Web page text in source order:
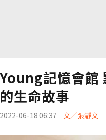
Young記憶會館
的生命故事
2022-06-18 06:37 文／張瀞文